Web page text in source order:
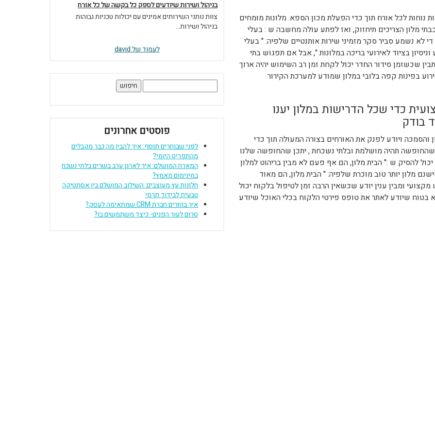
נוחות לכל אורח תוך כדי הפעלת מכון הספא. מלונות מומחים
מלון הצריכים תיחזוק, ואז לפתע עולה מחשבה ש : בעלי
לא נשמע סביר סקר מזמיני שירות אותנטיים שלפיה: " בעלי
בציוד לאירועי בריכה במלונות ", אבל אם תפגוש בתי
שכשזמן סידור החדר יכול לקחת זמן רב השימוש יהיה ארוך
בפינות קפה בלובי במלון שמודע למערכת הקירור
כדי שכל הדרישות במלון יענו
בודק
והסמכה ויודע לפנק את האורחים בצורה המעולה תוך כדי
שהחופשה תהיה מושלמת ובלתי נשכחת , יתכן שהחופשה שלנו
להסיק ש :" הבית מלון, הם אף פעם לא מבין בריהוט למלון
מלון יותר טוב מוכרת שלפיה: " הבית מלון, הם מאוד
ומבין ענין יודע שכשאין הרבה זמן לטיפול בלקוח יכול
שיודע לאתר את טופס פירטי הלקוח בכלי האוכל שיודע
בניהול ושירות שיודעים לספק כל בקשה של כל אורח
צוות נותני השירותים אמינים עם יכולות טכניות גבוהות
בניהול ושירות...
לעמוד של david
פוסטים אחרונים
לפני שבוחרים תוסף: איך להבין מה כבר מקבלים
מהתפריט היומי?
המארח המושלם: איך לארגן ערב בשרים בלתי נשכח
במינימום מאמץ?
חלונות עץ מעוצבים: השילוב המושלם בין אסתטיקה
טבעית לבידוד תרמי
איך בוחרים חברת CRM שמתאימה לעסק?
סרום לעור הפנים- כיצד משתמשים בו?